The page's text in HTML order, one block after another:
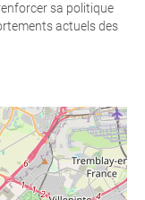
sa politique
actuels des